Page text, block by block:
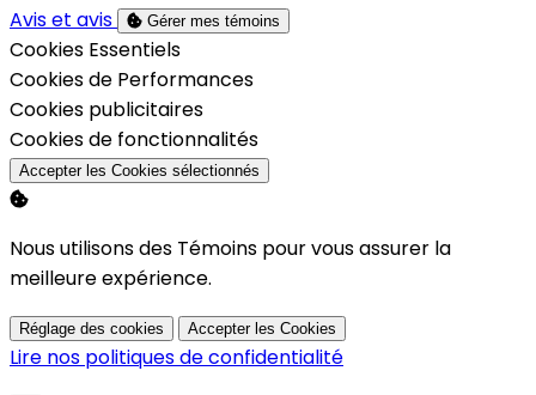
Avis et avis
Gérer mes témoins
Activer
Cookies Essentiels
Activer
Cookies de Performances
Activer
Cookies publicitaires
Activer
Cookies de fonctionnalités
Accepter les Cookies sélectionnés
Nous utilisons des Témoins pour vous assurer la
meilleure expérience.
Réglage des cookies Accepter les Cookies
Lire nos politiques de confidentialité